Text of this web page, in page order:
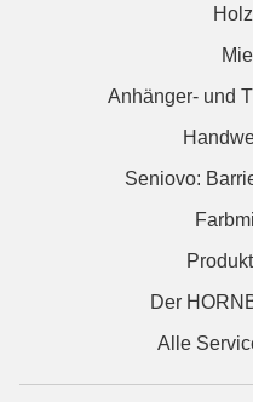
Anhänger- und
Seniovo:
Der
Alle